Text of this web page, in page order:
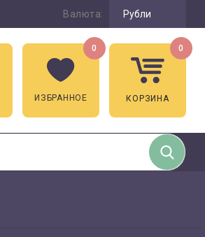
Валюта: Рубли
ИЗБРАННОЕ
0
КОРЗИНА
0